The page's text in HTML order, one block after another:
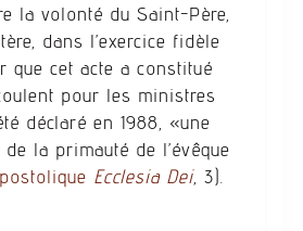
la volonté du Saint-Père,
dans l’exercice fidèle
cet acte a constitué
pour les ministres
déclaré en 1988, «une
la primauté de l’évêque
Ecclesia Dei, 3).